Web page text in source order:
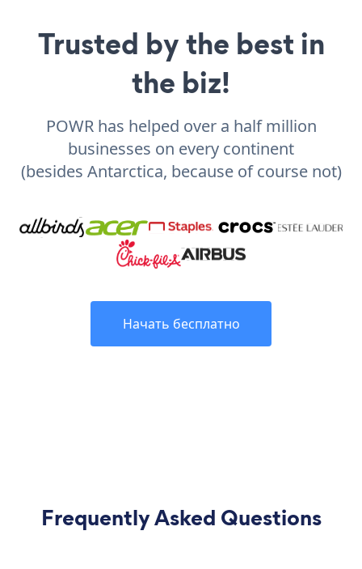
Trusted by the best in
the biz!
POWR has helped over a half million
businesses on every continent
(besides Antarctica, because of course not)
Начать бесплатно
Frequently Asked Questions